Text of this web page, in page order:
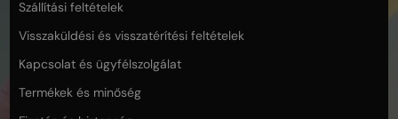
Szállítási feltételek
Visszaküldési és visszatérítési feltételek
Kapcsolat és ügyfélszolgálat
Termékek és minőség